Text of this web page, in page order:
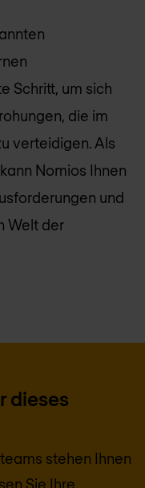
Schritt, um sich
die im
verteidigen. Als
Nomios Ihnen
und
Welt der
dieses
stehen Ihnen
Sie Ihre